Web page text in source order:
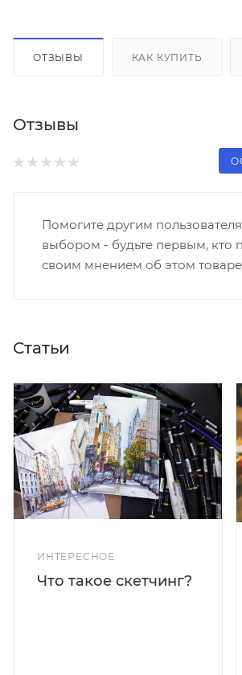
ОТЗЫВЫ КАК КУПИТЬ
Отзывы
Помогите другим
выбором - будьте первым, кто
своим мнением об этом товаре
Статьи
ИНТЕРЕСНОЕ
Что такое скетчинг?